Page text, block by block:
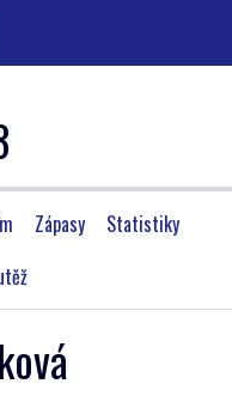
Zápasy
Statistiky